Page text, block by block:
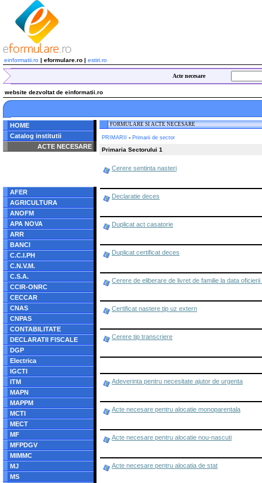
einformatii.ro | eformulare.ro | estiri.ro
Acte necesare
website dezvoltat de einformatii.ro
HOME
Catalog institutii
ACTE NECESARE
/home/eformulare.ro/public_html/navigare/stanga.php
AFER
AGRICULTURA
ANOFM
APA NOVA
ARR
BANCI
C.C.I.PH
C.N.V.M.
C.S.A.
CCIR-ONRC
CECCAR
CNAS
CNPAS
CONTABILITATE
DECLARATII FISCALE
DGP
Electrica
IGCTI
ITM
MAPN
MAPPM
MCTI
MECT
MF
MFPDGV
MIMMC
MJ
MS
FORMULARE SI ACTE NECESARE
PRIMARII - Primarii de sector
Primaria Sectorului 1
Cerere sentinta nasteri
Declaratie deces
Duplicat act casatorie
Duplicat certificat deces
Cerere de eliberare de livret de familie la data
Certificat nastere tip uz extern
Cerere tip transcriere
Adeverinta pentru necesitate ajutor de urgenta
Acte necesare pentru alocatie monoparentala
Acte necesare pentru alocatie nou-nascuti
Acte necesare pentru alocatia de stat